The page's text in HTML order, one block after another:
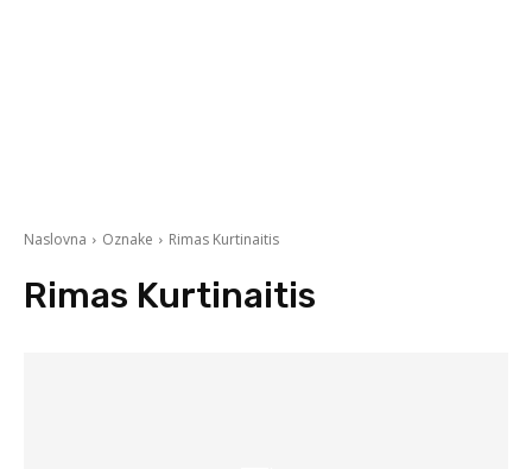
Naslovna Oznake Rimas Kurtinaitis
Rimas Kurtinaitis